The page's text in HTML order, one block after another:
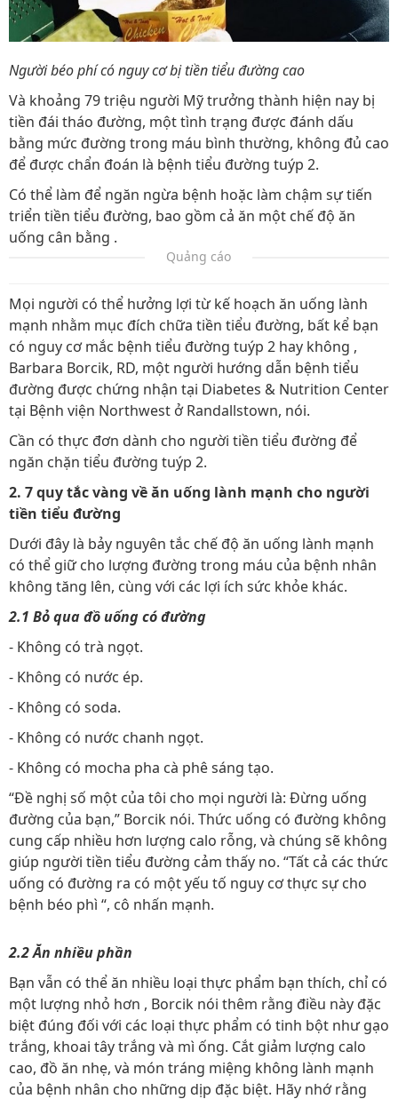
Người béo phí có nguy cơ bị tiền tiểu đường cao
Và khoảng 79 triệu người Mỹ trưởng thành hiện nay bị
tiền đái tháo đường, một tình trạng được đánh dấu
bằng mức đường trong máu bình thường, không đủ cao
để được chẩn đoán là bệnh tiểu đường tuýp 2.
Có thể làm để ngăn ngừa bệnh hoặc làm chậm sự tiến
triển tiền tiểu đường, bao gồm cả ăn một chế độ ăn
uống cân bằng .
Quảng cáo
Mọi người có thể hưởng lợi từ kế hoạch ăn uống lành
mạnh nhằm mục đích chữa tiền tiểu đường, bất kể bạn
có nguy cơ mắc bệnh tiểu đường tuýp 2 hay không ,
Barbara Borcik, RD, một người hướng dẫn bệnh tiểu
đường được chứng nhận tại Diabetes & Nutrition Center
tại Bệnh viện Northwest ở Randallstown, nói.
Cần có thực đơn dành cho người tiền tiểu đường để
ngăn chặn tiểu đường tuýp 2.
2. 7 quy tắc vàng về ăn uống lành mạnh cho người
tiền tiểu đường
Dưới đây là bảy nguyên tắc chế độ ăn uống lành mạnh
có thể giữ cho lượng đường trong máu của bệnh nhân
không tăng lên, cùng với các lợi ích sức khỏe khác.
2.1 Bỏ qua đồ uống có đường
- Không có trà ngọt.
- Không có nước ép.
- Không có soda.
- Không có nước chanh ngọt.
- Không có mocha pha cà phê sáng tạo.
“Đề nghị số một của tôi cho mọi người là: Đừng uống
đường của bạn,” Borcik nói. Thức uống có đường không
cung cấp nhiều hơn lượng calo rỗng, và chúng sẽ không
giúp người tiền tiểu đường cảm thấy no. “Tất cả các thức
uống có đường ra có một yếu tố nguy cơ thực sự cho
bệnh béo phì “, cô nhấn mạnh.
2.2 Ăn nhiều phần
Bạn vẫn có thể ăn nhiều loại thực phẩm bạn thích, chỉ có
một lượng nhỏ hơn , Borcik nói thêm rằng điều này đặc
biệt đúng đối với các loại thực phẩm có tinh bột như gạo
trắng, khoai tây trắng và mì ống. Cắt giảm lượng calo
cao, đồ ăn nhẹ, và món tráng miệng không lành mạnh
của bệnh nhân cho những dịp đặc biệt. Hãy nhớ rằng